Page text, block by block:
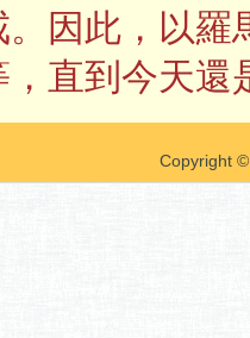
。因此，以羅
，直到今天還
Copyright